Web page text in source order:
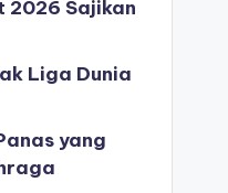
2026 Sajikan
Liga Dunia
yang